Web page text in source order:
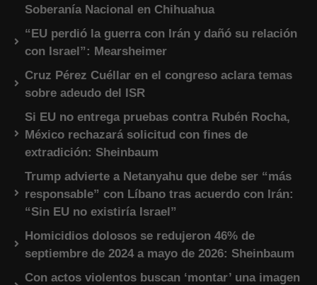
Soberanía Nacional en Chihuahua
“EU perdió la guerra con Irán y dañó su relación
con Israel”: Mearsheimer
Cruz Pérez Cuéllar en el congreso aclara temas
sobre adeudo del ISR
Si EU no entrega pruebas contra Rubén Rocha,
México rechazará solicitud con fines de
extradición: Sheinbaum
Trump advierte a Netanyahu que debe ser “más
responsable” con Líbano tras acuerdo con Irán:
“Sin EU no existiría Israel”
Homicidios dolosos se redujeron 46% de
septiembre de 2024 a mayo de 2026: Sheinbaum
Con actos violentos buscan ‘montar’ una imagen